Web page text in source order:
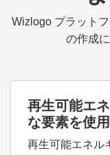
Wizlogo プラット
の作成
再生可能エ
な要素を使
再生可能エネル